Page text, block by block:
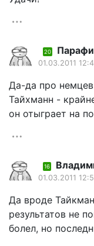
20
01.03.2011
Да-да про
Тайхманн -
он отыграет на
16
01.03.2011
Да вроде
результатов не
болел, но